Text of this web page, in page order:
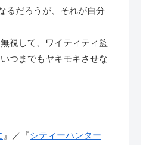
るだろうが、それが自分
視して、ワイティティ監
つまでもヤキモキさせな
』／『シティーハンター